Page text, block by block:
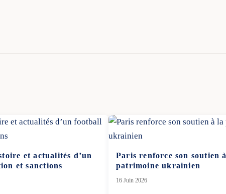
et actualités d’un
et sanctions
Paris renforce son soutien
patrimoine ukrainien
16 Juin 2026